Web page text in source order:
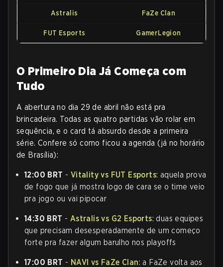
Astralis FaZe Clan
FUT Esports GamerLegion
O Primeiro Dia Já Começa com
Tudo
A abertura no dia 29 de abril não está pra
brincadeira. Todas as quatro partidas vão rolar em
sequência, e o card tá absurdo desde a primeira
série. Confere só como ficou a agenda (já no horário
de Brasília):
12:00 BRT - Vitality vs FUT Esports: aquela prova
de fogo que já mostra logo de cara se o time veio
pra jogo ou vai pipocar
14:30 BRT - Astralis vs G2 Esports: duas equipes
que precisam desesperadamente de um começo
forte pra fazer algum barulho nos playoffs
17:00 BRT - NAVI vs FaZe Clan: a FaZe volta aos